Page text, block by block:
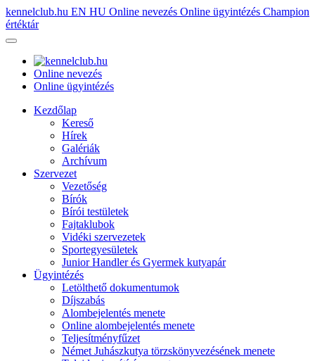
kennelclub.hu EN HU Online nevezés Online ügyintézés Champion
értéktár
Online nevezés
Online ügyintézés
Kezdőlap
Kereső
Hírek
Galériák
Archívum
Szervezet
Vezetőség
Bírók
Bírói testületek
Fajtaklubok
Vidéki szervezetek
Sportegyesületek
Junior Handler és Gyermek kutyapár
Ügyintézés
Letölthető dokumentumok
Díjszabás
Alombejelentés menete
Online alombejelentés menete
Teljesítményfűzet
Német Juhászkutya törzskönyvezésének menete